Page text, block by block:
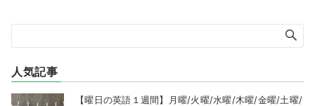
人気記事
【曜日の英語１週間】月曜/火曜/水曜/木曜/金曜/土曜/